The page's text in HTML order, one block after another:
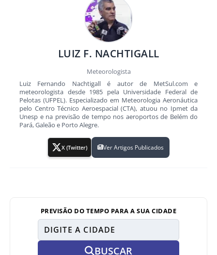
LUIZ F. NACHTIGALL
Meteorologista
Luiz Fernando Nachtigall é autor de MetSul.com e
meteorologista desde 1985 pela Universidade Federal de
Pelotas (UFPEL). Especializado em Meteorologia Aeronáutica
pelo Centro Técnico Aeroespacial (CTA), atuou no Ipmet da
Unesp e na previsão de tempo nos aeroportos de Belém do
Pará, Galeão e Porto Alegre.
X (Twitter) Ver Artigos Publicados
PREVISÃO DO TEMPO PARA A SUA CIDADE
BUSCAR